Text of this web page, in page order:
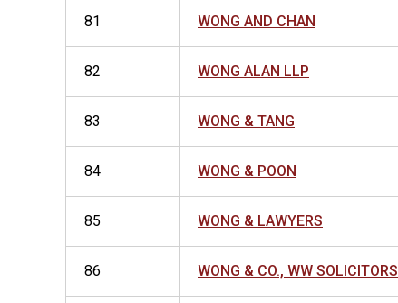
81 WONG AND CHAN
82 WONG ALAN LLP
83 WONG & TANG
84 WONG & POON
85 WONG & LAWYERS
86 WONG & CO., WW SOLICITORS